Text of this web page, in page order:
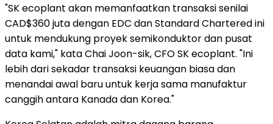
"SK ecoplant akan memanfaatkan transaksi senilai
CAD$360 juta dengan EDC dan Standard Chartered ini
untuk mendukung proyek semikonduktor dan pusat
data kami," kata Chai Joon-sik, CFO SK ecoplant. "Ini
lebih dari sekadar transaksi keuangan biasa dan
menandai awal baru untuk kerja sama manufaktur
canggih antara Kanada dan Korea."